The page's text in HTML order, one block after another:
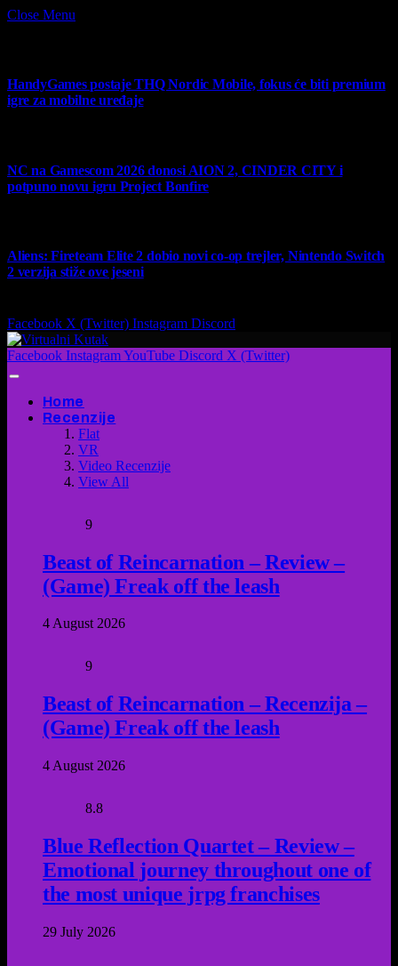
Close Menu
HandyGames postaje THQ Nordic Mobile, fokus će biti premium
igre za mobilne uređaje
NC na Gamescom 2026 donosi AION 2, CINDER CITY i
potpuno novu igru Project Bonfire
Aliens: Fireteam Elite 2 dobio novi co-op trejler, Nintendo Switch
2 verzija stiže ove jeseni
Facebook X (Twitter) Instagram Discord
Facebook InstagramYouTube Discord X (Twitter)
Home
Recenzije
Flat
VR
Video Recenzije
View All
9
Beast of Reincarnation – Review –
(Game) Freak off the leash
4 August 2026
9
Beast of Reincarnation – Recenzija –
(Game) Freak off the leash
4 August 2026
8.8
Blue Reflection Quartet – Review –
Emotional journey throughout one of
the most unique jrpg franchises
29 July 2026